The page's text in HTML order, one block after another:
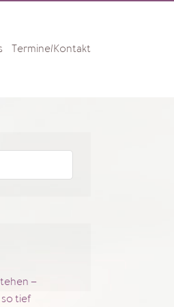
Termine/Kontakt
–
tief